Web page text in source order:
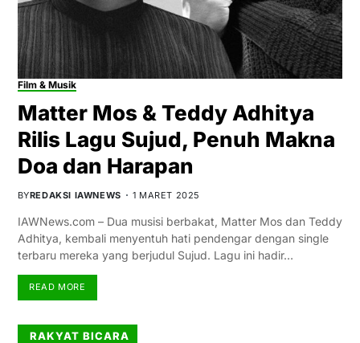
Film & Musik
Matter Mos & Teddy Adhitya
Rilis Lagu Sujud, Penuh Makna
Doa dan Harapan
BYREDAKSI IAWNEWS 1 MARET 2025
IAWNews.com – Dua musisi berbakat, Matter Mos dan Teddy
Adhitya, kembali menyentuh hati pendengar dengan single
terbaru mereka yang berjudul Sujud. Lagu ini hadir…
READ MORE
RAKYAT BICARA